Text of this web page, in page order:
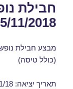
חבילת
11/2018
מבצע חבילת
(כולל טיסה)
תאריך יציאה: 15/11/18